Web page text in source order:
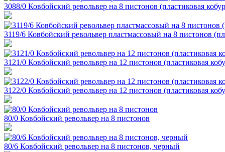
3088/0 Ковбойский револьвер на 8 пистонов (пластиковая
3119/6 Ковбойский револьвер пластмассовый на 8 пистонов
3121/0 Ковбойский револьвер на 12 пистонов (пластиковая
3122/0 Ковбойский револьвер на 12 пистонов (пластиковая
80/0 Ковбойский револьвер на 8 пистонов
80/6 Ковбойский револьвер на 8 пистонов, черный